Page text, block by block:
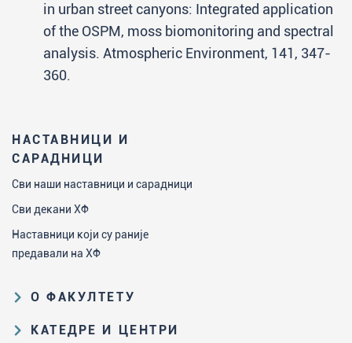
НАСТАВНИЦИ И
САРАДНИЦИ
Сви наши наставници и сарадници
Сви декани ХФ
Наставници који су раније
предавали на ХФ
О ФАКУЛТЕТУ
Образовна и научна делатност
КАТЕДРЕ И ЦЕНТРИ
in urban street canyons: Integrated application
of the OSPM, moss biomonitoring and spectral
analysis. Atmospheric Environment, 141, 347-
360.